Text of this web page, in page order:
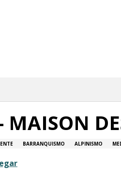
BARRANQUISMO ALPINISMO